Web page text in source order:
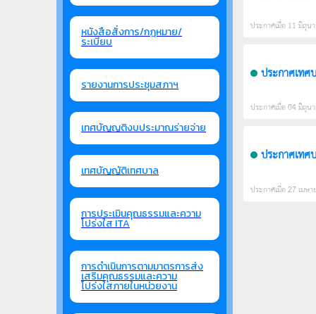
หนังสือสั่งการ/กฎหมาย/
ระเบียบ
รายงานการประชุมสภาฯ
เทศบัญญติงบประมาณร่ายจ่าย
เทศบัญญัติเทศบาล
การประเมินคุณธรรมและความ
โปร่งใส ITA
การดำเนินการตามมาตรการส่ง
เสริมคุณธรรมและความ
โปร่งใสภายในหน่วยงาน
ประกาศเมื่อ 11 มิถุน
ประกาศเมื่อ 04 มิถุน
ประกาศเมื่อ 27 เมษ